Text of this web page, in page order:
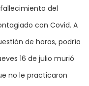
del
con Covid. A
de horas, podría
16 de julio murió
no le practicaron